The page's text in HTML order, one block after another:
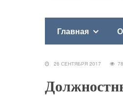
Главная
26 СЕНТЯБРЯ 2017